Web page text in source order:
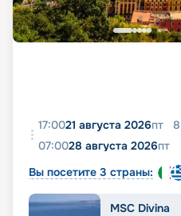
17:0021 августа 2026пт 8
07:0028 августа 2026пт
Вы посетите 3 страны:
MSC Divina